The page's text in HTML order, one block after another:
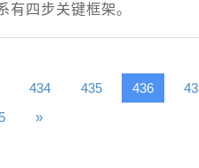
有四步关键框架。
434 435 436
»